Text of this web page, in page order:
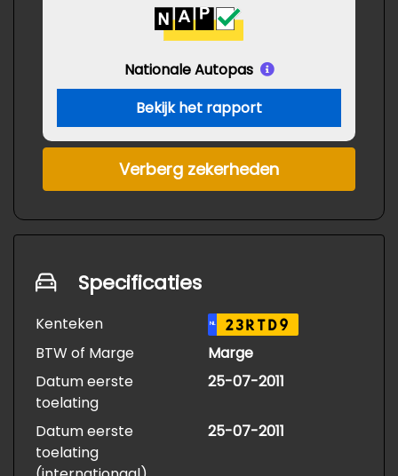
Nationale Autopas
Bekijk het rapport
Verberg zekerheden
Specificaties
Kenteken NL 23RTD9
BTW of Marge
Marge
Datum eerste
toelating
25-07-2011
Datum eerste
toelating
25-07-2011